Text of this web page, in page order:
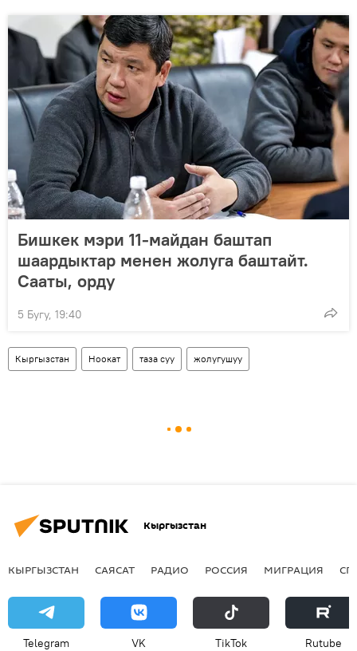
Бишкек мэри 11-майдан баштап
шаардыктар менен жолуга баштайт.
Сааты, орду
5 Бугу, 19:40
Кыргызстан Ноокат таза суу жолугушуу
Кыргызстан
КЫРГЫЗСТАН САЯСАТ РАДИО РОССИЯ МИГРАЦИЯ
Telegram VK ТikТоk Rutube